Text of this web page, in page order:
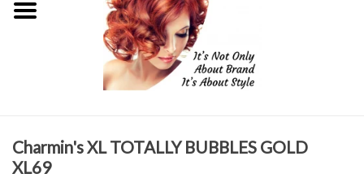
Just for Him
Plus Size Sieraden
Charmin's XL TOTALLY BUBBLES GOLD
XL69